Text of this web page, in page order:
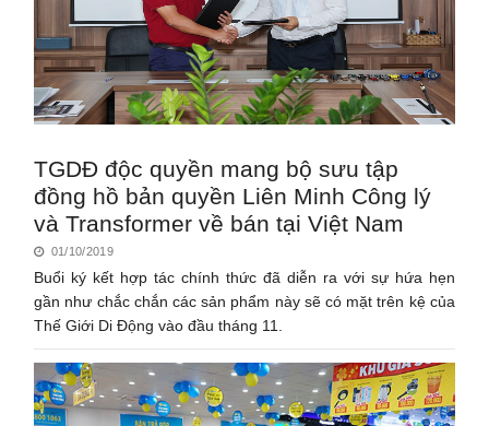
TGDĐ độc quyền mang bộ sưu tập
đồng hồ bản quyền Liên Minh Công lý
và Transformer về bán tại Việt Nam
01/10/2019
Buổi ký kết hợp tác chính thức đã diễn ra với sự hứa hẹn
gần như chắc chắn các sản phẩm này sẽ có mặt trên kệ của
Thế Giới Di Động vào đầu tháng 11.